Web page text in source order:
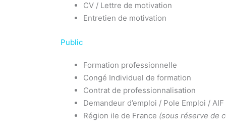
CV / Lettre de motivation
Entretien de motivation
Public
Formation professionnelle
Congé Individuel de formation
Contrat de professionnalisation
Demandeur d’emploi / Pole Emploi / AIF
Région ile de France (sous réserve de